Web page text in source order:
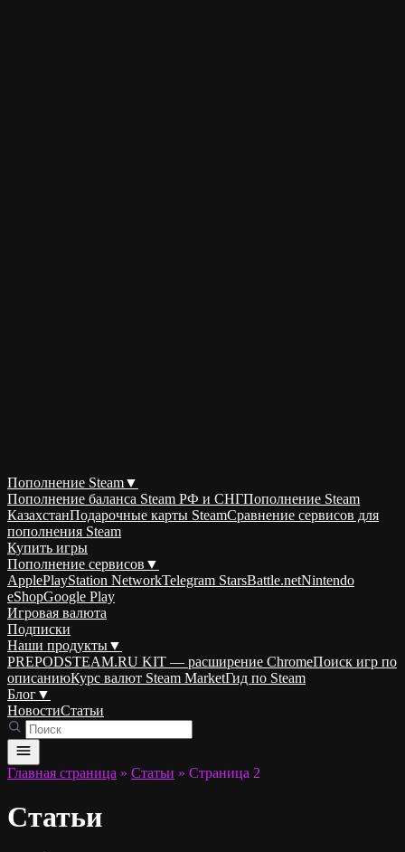
Пополнение Steam▼
Пополнение баланса Steam РФ и СНГПополнение Steam
КазахстанПодарочные карты SteamСравнение сервисов для
пополнения Steam
Купить игры
Пополнение сервисов ▼
ApplePlayStation NetworkTelegram StarsBattle.netNintendo
eShopGoogle Play
Игровая валюта
Подписки
Наши продукты▼
PREPODSTEAM.RU KIT — расширение ChromeПоиск игр по
описаниюКурс валют Steam MarketГид по Steam
Блог▼
НовостиСтатьи
Главная страница » Статьи » Страница 2
Статьи